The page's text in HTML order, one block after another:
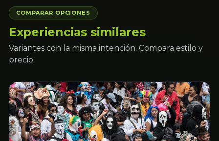
COMPARAR OPCIONES
Experiencias similares
Variantes con la misma intención. Compara estilo y
precio.